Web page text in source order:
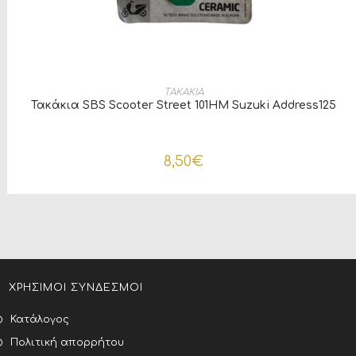
ΠΡΟΣΘΉΚΗ ΣΤΟ ΚΑΛΆΘΙ
ΤΑΚΑΚΙΑ
Τακάκια SBS Scooter Street 101HM Suzuki Address125
8,50€
ΧΡΗΣΙΜΟΙ ΣΥΝΔΕΣΜΟΙ
Κατάλογος
Πολιτική απορρήτου